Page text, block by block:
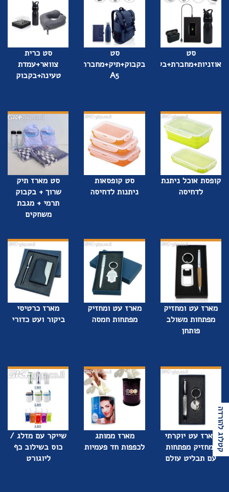
קטלוג להורדה
סט
אוזניות+מחברת+בקבוק
סט
בקבוק+תיק+מחברת
A5
סט כרית
צוואר+עמדת
טעינה+בקבוק
קופסת אוכל ניתנת
לדחיסה
סט קופסאות
ניתנות לדחיסה
סט מארז תיק
שרוך + בקבוק
תרמי + מגבת
משחקים
מארז עט ומחזיק
מפתחות משולב
פותחן
מארז עט ומחזיק
מפתחות חמסה
מארז כרטיסי
ביקור ועט כדורי
מארז עט יוקרתי
ומחזיק מפתחות
עם תבליט עולם
מארז ממותג
לכפפות חד פעמיות
שייקר עם מזלג /
כוס בשילוב כף
ליוגורט